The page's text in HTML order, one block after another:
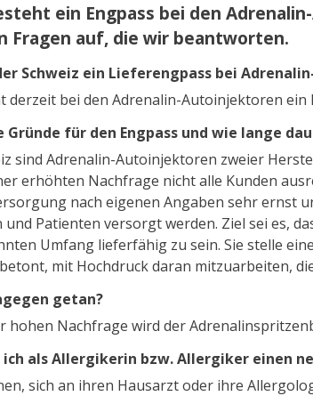
ein Engpass bei den
Fragen auf, die wir beantworten.
Schweiz ein Lieferengpass bei
derzeit bei den Adrenalin-Autoinjektoren ein
Gründe für den Engpass und wie lange
sind Adrenalin-Autoinjektoren zweier
erhöhten Nachfrage nicht alle Kunden
nach eigenen Angaben sehr ernst
Patienten versorgt werden. Ziel sei es,
Umfang lieferfähig zu sein. Sie stelle
mit Hochdruck daran mitzuarbeiten,
getan?
hohen Nachfrage wird der
als Allergikerin bzw. Allergiker einen
sich an ihren Hausarzt oder ihre